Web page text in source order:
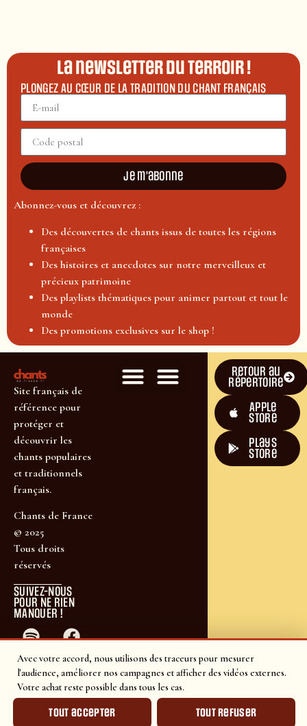
Avec votre accord, nous utilisons des traceurs pour mesurer
l'audience, améliorer nos campagnes et afficher des vidéos externes.
Votre achat reste possible dans tous les cas.
Tout accepter Tout refuser
La newsletter du terroir !
PLONGEZ AU CŒUR DE LA TRADITION DU CHANT FRANÇAIS
Je m'abonne
Abonnez-vous et découvrez :
Des découvertes de chants issus de toutes les régions
françaises
Des histoires et anecdotes sur notre merveilleux et
précieux patrimoine
Des playlists thématiques pour animer partout et tout le
monde
Des promotions exclusives sur le shop !
Site français de
référence pour
protéger et
découvrir les
chants populaires
et traditionnels
français.
Chants de France
© 2025
Tous droits
réservés
SUIVEZ-NOUS
POUR NE RIEN
MANQUER !
Retour au
répertoire
Apple
Store
plays
store